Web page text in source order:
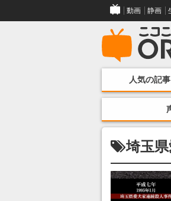
動画 静画
人気の記事
埼玉